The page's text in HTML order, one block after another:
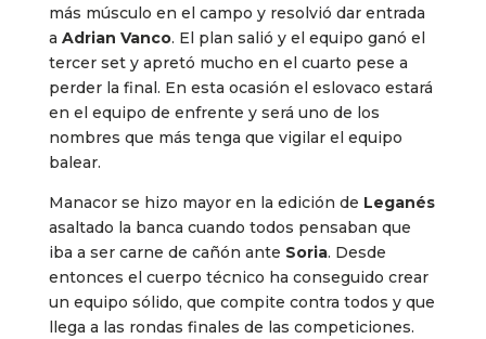
más músculo en el campo y resolvió dar entrada
a Adrian Vanco. El plan salió y el equipo ganó el
tercer set y apretó mucho en el cuarto pese a
perder la final. En esta ocasión el eslovaco estará
en el equipo de enfrente y será uno de los
nombres que más tenga que vigilar el equipo
balear.
Manacor se hizo mayor en la edición de Leganés
asaltado la banca cuando todos pensaban que
iba a ser carne de cañón ante Soria. Desde
entonces el cuerpo técnico ha conseguido crear
un equipo sólido, que compite contra todos y que
llega a las rondas finales de las competiciones.